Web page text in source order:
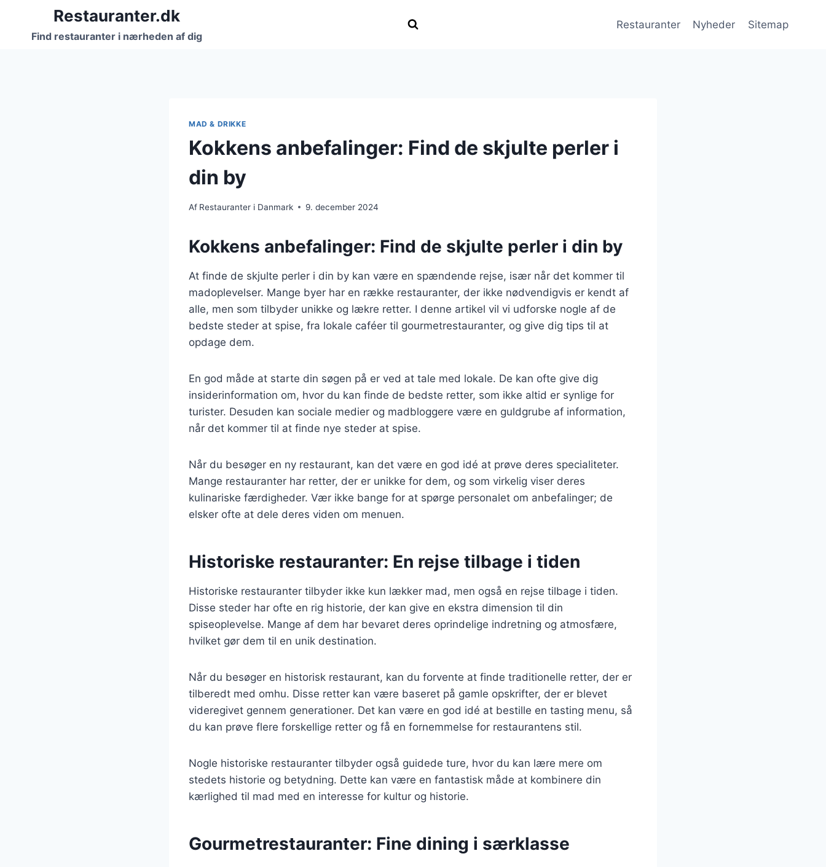
indhold
Restauranter.dk
Find restauranter i nærheden af dig
Restauranter Nyheder Sitemap
MAD & DRIKKE
Kokkens anbefalinger: Find de skjulte perler i
din by
Af Restauranter i Danmark 9. december 2024
Kokkens anbefalinger: Find de skjulte perler i din by
At finde de skjulte perler i din by kan være en spændende rejse, især når det kommer til
madoplevelser. Mange byer har en række restauranter, der ikke nødvendigvis er kendt af
alle, men som tilbyder unikke og lækre retter. I denne artikel vil vi udforske nogle af de
bedste steder at spise, fra lokale caféer til gourmetrestauranter, og give dig tips til at
opdage dem.
En god måde at starte din søgen på er ved at tale med lokale. De kan ofte give dig
insiderinformation om, hvor du kan finde de bedste retter, som ikke altid er synlige for
turister. Desuden kan sociale medier og madbloggere være en guldgrube af information,
når det kommer til at finde nye steder at spise.
Når du besøger en ny restaurant, kan det være en god idé at prøve deres specialiteter.
Mange restauranter har retter, der er unikke for dem, og som virkelig viser deres
kulinariske færdigheder. Vær ikke bange for at spørge personalet om anbefalinger; de
elsker ofte at dele deres viden om menuen.
Historiske restauranter: En rejse tilbage i tiden
Historiske restauranter tilbyder ikke kun lækker mad, men også en rejse tilbage i tiden.
Disse steder har ofte en rig historie, der kan give en ekstra dimension til din
spiseoplevelse. Mange af dem har bevaret deres oprindelige indretning og atmosfære,
hvilket gør dem til en unik destination.
Når du besøger en historisk restaurant, kan du forvente at finde traditionelle retter, der er
tilberedt med omhu. Disse retter kan være baseret på gamle opskrifter, der er blevet
videregivet gennem generationer. Det kan være en god idé at bestille en tasting menu, så
du kan prøve flere forskellige retter og få en fornemmelse for restaurantens stil.
Nogle historiske restauranter tilbyder også guidede ture, hvor du kan lære mere om
stedets historie og betydning. Dette kan være en fantastisk måde at kombinere din
kærlighed til mad med en interesse for kultur og historie.
Gourmetrestauranter: Fine dining i særklasse